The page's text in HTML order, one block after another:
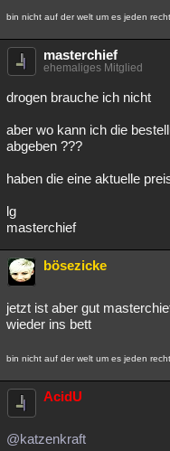
bin nicht auf der welt um es jeden
masterchief
ehemaliges Mitglied
drogen brauche ich nicht
aber wo kann ich die
abgeben ???
haben die eine aktuelle
lg
masterchief
bösezicke
jetzt ist aber gut
wieder ins bett
bin nicht auf der welt um es jeden
AcidU
@katzenkraft